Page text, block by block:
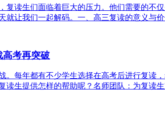
复读生们面临着巨大的压力。他们需要的
就让我们一起解码。一、高三复读的意义与
高考再突破
。每年都有不少学生选择在高考后进行复
读生提供怎样的帮助呢？名师团队：为复读